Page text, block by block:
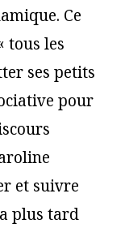
Ce
tous les
ses petits
pour
et suivre
plus tard